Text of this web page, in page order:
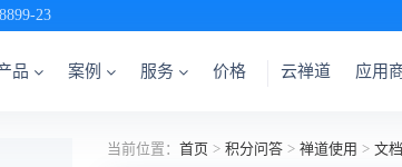
23
品 案例 服务 价格 云禅道 应用
当前位置： 首页 > 积分问答 > 禅道使用 > 文档